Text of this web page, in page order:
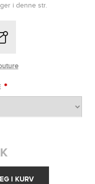
i denne str.
*